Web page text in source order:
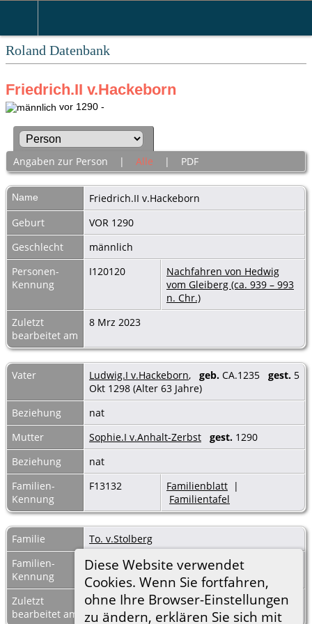
Roland Datenbank
Diese Website verwendet
Cookies. Wenn Sie fortfahren,
ohne Ihre Browser-Einstellungen
zu ändern, erklären Sie sich mit
Friedrich.II v.Hackeborn
vor 1290 -
Angaben zur Person | Alle | PDF
Name Friedrich.II v.Hackeborn
Geburt
VOR 1290
Geschlecht
männlich
Personen-
Kennung
I120120
Nachfahren von Hedwig
vom Gleiberg (ca. 939 – 993
n. Chr.)
Zuletzt
bearbeitet am
8 Mrz 2023
Vater Ludwig.I v.Hackeborn, geb. CA.1235 gest. 5
Okt 1298 (Alter 63 Jahre)
Beziehung
nat
Mutter
Sophie.I v.Anhalt-Zerbst gest. 1290
Beziehung
nat
Familien-
Kennung
F13132 Familienblatt |
Familientafel
Familie
To. v.Stolberg
Familien-
Kennung
F51708 Familienblatt|
Familientafel
Zuletzt
bearbeitet am
8 Mrz 2023